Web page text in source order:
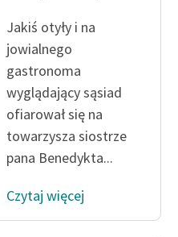
Jakiś otyły i na
jowialnego
gastronoma
wyglądający sąsiad
ofiarował się na
towarzysza siostrze
pana Benedykta...
Czytaj więcej